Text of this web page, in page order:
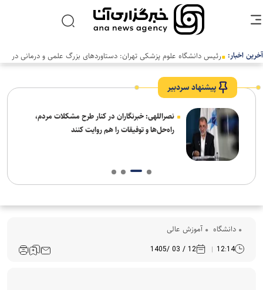
آخرین اخبار:
پیشنهاد سردبیر
نصراللهی: خبرنگاران در کنار طرح مشکلات مردم،
راه‌حل‌ها و توفیقات را هم روایت کنند
دانشگاه آموزش عالی
12:14
12 / 03 /1405